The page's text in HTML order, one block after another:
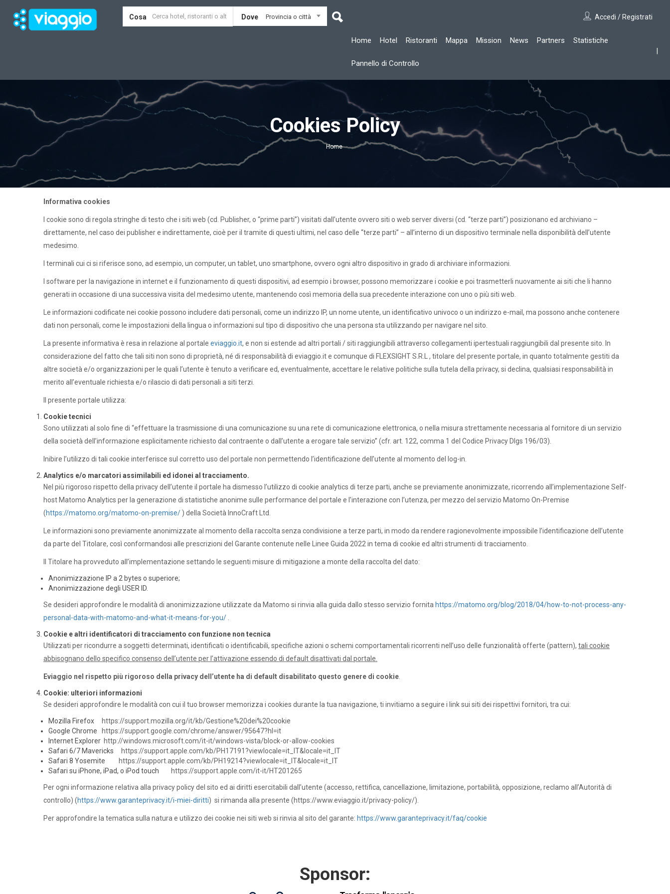
Cosa Dove Provincia o città Accedi / Registrati
Home Hotel Ristoranti Mappa Mission News Partners Statistiche
Pannello di Controllo
Cookies Policy
Home
Informativa cookies
I cookie sono di regola stringhe di testo che i siti web (cd. Publisher, o “prime parti”) visitati dall’utente ovvero siti o web server diversi (cd. “terze parti”) posizionano ed archiviano –
direttamente, nel caso dei publisher e indirettamente, cioè per il tramite di questi ultimi, nel caso delle “terze parti” – all’interno di un dispositivo terminale nella disponibilità dell’utente
medesimo.
I terminali cui ci si riferisce sono, ad esempio, un computer, un tablet, uno smartphone, ovvero ogni altro dispositivo in grado di archiviare informazioni.
I software per la navigazione in internet e il funzionamento di questi dispositivi, ad esempio i browser, possono memorizzare i cookie e poi trasmetterli nuovamente ai siti che li hanno
generati in occasione di una successiva visita del medesimo utente, mantenendo così memoria della sua precedente interazione con uno o più siti web.
Le informazioni codificate nei cookie possono includere dati personali, come un indirizzo IP, un nome utente, un identificativo univoco o un indirizzo e-mail, ma possono anche contenere
dati non personali, come le impostazioni della lingua o informazioni sul tipo di dispositivo che una persona sta utilizzando per navigare nel sito.
La presente informativa è resa in relazione al portale eviaggio.it, e non si estende ad altri portali / siti raggiungibili attraverso collegamenti ipertestuali raggiungibili dal presente sito. In
considerazione del fatto che tali siti non sono di proprietà, né di responsabilità di eviaggio.it e comunque di FLEXSIGHT S.R.L , titolare del presente portale, in quanto totalmente gestiti da
altre società e/o organizzazioni per le quali l’utente è tenuto a verificare ed, eventualmente, accettare le relative politiche sulla tutela della privacy, si declina, qualsiasi responsabilità in
merito all’eventuale richiesta e/o rilascio di dati personali a siti terzi.
Il presente portale utilizza:
Cookie tecnici
Sono utilizzati al solo fine di “effettuare la trasmissione di una comunicazione su una rete di comunicazione elettronica, o nella misura strettamente necessaria al fornitore di un servizio
della società dell’informazione esplicitamente richiesto dal contraente o dall’utente a erogare tale servizio” (cfr. art. 122, comma 1 del Codice Privacy Dlgs 196/03).
Inibire l’utilizzo di tali cookie interferisce sul corretto uso del portale non permettendo l’identificazione dell’utente al momento del log-in.
Analytics e/o marcatori assimilabili ed idonei al tracciamento.
Nel più rigoroso rispetto della privacy dell’utente il portale ha dismesso l’utilizzo di cookie analytics di terze parti, anche se previamente anonimizzate, ricorrendo all’implementazione Self-
host Matomo Analytics per la generazione di statistiche anonime sulle performance del portale e l’interazione con l’utenza, per mezzo del servizio Matomo On-Premise
(https://matomo.org/matomo-on-premise/ ) della Società InnoCraft Ltd.
Le informazioni sono previamente anonimizzate al momento della raccolta senza condivisione a terze parti, in modo da rendere ragionevolmente impossibile l’identificazione dell’utente
da parte del Titolare, così conformandosi alle prescrizioni del Garante contenute nelle Linee Guida 2022 in tema di cookie ed altri strumenti di tracciamento.
Il Titolare ha provveduto all’implementazione settando le seguenti misure di mitigazione a monte della raccolta del dato:
Anonimizzazione IP a 2 bytes o superiore;
Anonimizzazione degli USER ID.
Se desideri approfondire le modalità di anonimizzazione utilizzate da Matomo si rinvia alla guida dallo stesso servizio fornita https://matomo.org/blog/2018/04/how-to-not-process-any-
personal-data-with-matomo-and-what-it-means-for-you/
Cookie e altri identificatori di tracciamento con funzione non tecnica
Utilizzati per ricondurre a soggetti determinati, identificati o identificabili, specifiche azioni o schemi comportamentali ricorrenti nell’uso delle funzionalità offerte (pattern), tali cookie
abbisognano dello specifico consenso dell’utente per l’attivazione essendo di default disattivati dal portale.
Eviaggio nel rispetto più rigoroso della privacy dell’utente ha di default disabilitato questo genere di cookie
Cookie: ulteriori informazioni
Se desideri approfondire le modalità con cui il tuo browser memorizza i cookies durante la tua navigazione, ti invitiamo a seguire i link sui siti dei rispettivi fornitori, tra cui:
Mozilla Firefox
https://support.mozilla.org/it/kb/Gestione%20dei%20cookie
Google Chrome
https://support.google.com/chrome/answer/95647?hl=it
Internet Explorer http://windows.microsoft.com/it-it/windows-vista/block-or-allow-cookies
Safari 6/7 Mavericks
https://support.apple.com/kb/PH17191?viewlocale=it_IT&locale=it_IT
Safari 8 Yosemite
https://support.apple.com/kb/PH19214?viewlocale=it_IT&locale=it_IT
Safari su iPhone, iPad, o iPod touch
https://support.apple.com/it-it/HT201265
Per ogni informazione relativa alla privacy policy del sito ed ai diritti esercitabili dall’utente (accesso, rettifica, cancellazione, limitazione, portabilità, opposizione, reclamo all’Autorità di
controllo) (https://www.garanteprivacy.it/i-miei-diritti) si rimanda alla presente (https://www.eviaggio.it/privacy-policy/).
Per approfondire la tematica sulla natura e utilizzo dei cookie nei siti web si rinvia al sito del garante: https://www.garanteprivacy.it/faq/cookie
Sponsor: